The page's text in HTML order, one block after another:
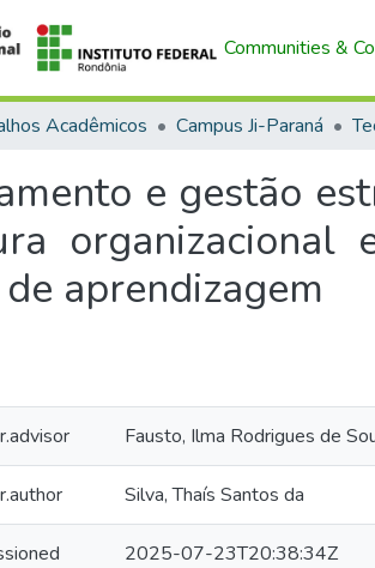
Communities &
Acadêmicos Campus Ji-Paraná
e gestão
aprendizagem
Fausto, Ilma Rodrigues de
Silva, Thaís Santos da
2025-07-23T20:38:34Z